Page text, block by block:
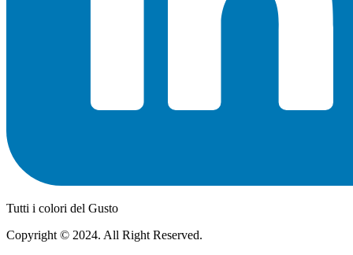
Tutti i colori del Gusto
Copyright © 2024. All Right Reserved.